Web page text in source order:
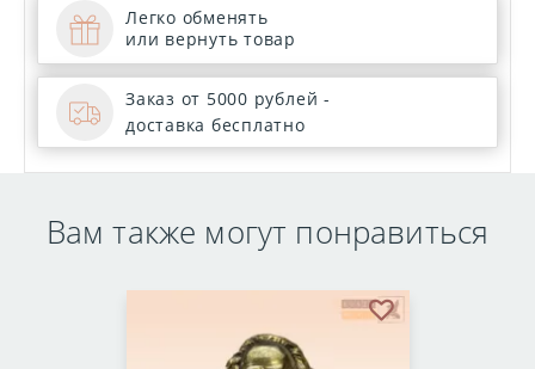
Легко обменять
или вернуть товар
Заказ от 5000 рублей -
доставка бесплатно
Вам также могут понравиться
В избранное